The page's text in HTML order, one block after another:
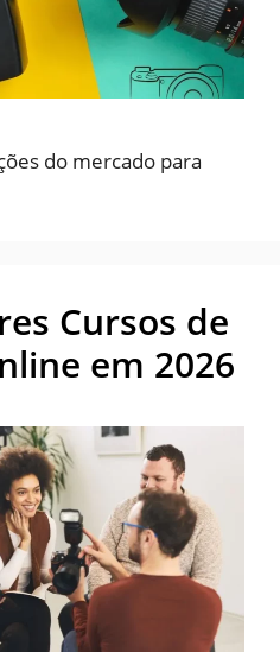
do mercado para
Cursos de
em 2026